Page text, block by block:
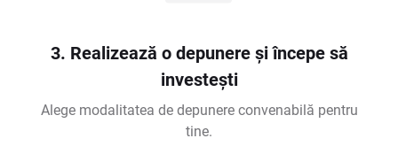
3. Realizează o depunere și începe să
investești
Alege modalitatea de depunere convenabilă pentru
tine.